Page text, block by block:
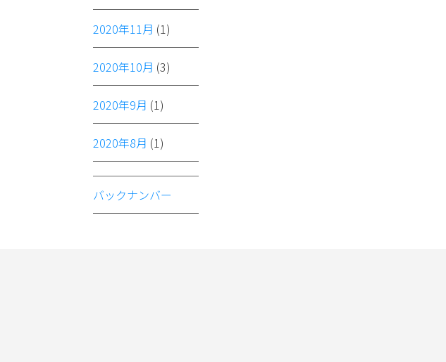
2020年11月 (1)
2020年10月 (3)
2020年9月 (1)
2020年8月 (1)
バックナンバー